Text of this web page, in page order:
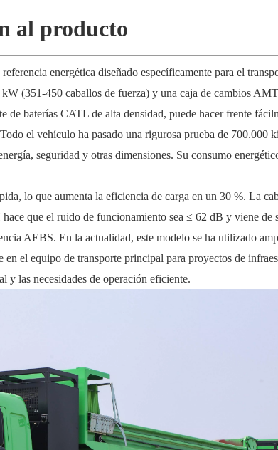
al producto
energética diseñado específicamente para el
(351-450 caballos de fuerza) y una caja de cambios
baterías CATL de alta densidad, puede hacer frente
el vehículo ha pasado una rigurosa prueba de 700.000
seguridad y otras dimensiones. Su consumo
lo que aumenta la eficiencia de carga en un 30 %. La
que el ruido de funcionamiento sea ≤ 62 dB y viene de
AEBS. En la actualidad, este modelo se ha utilizado
el equipo de transporte principal para proyectos de
y las necesidades de operación eficiente.